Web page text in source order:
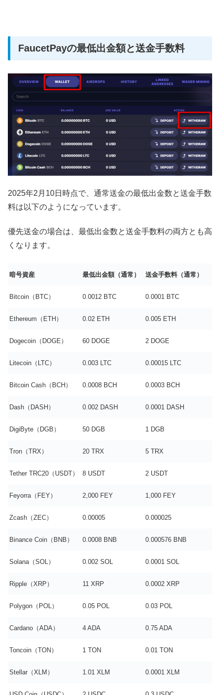
FaucetPayの最低出金額と送金手数料
2025年2月10日時点で、通常送金の最低出金数と送金手数
料は以下のようになっています。
優先送金の場合は、最低出金数と送金手数料の両方とも高
くなります。
暗号資産 最低出金額（通常） 送金手数料（通常）
Bitcoin （BTC） 0.0012 BTC 0.0001 BTC
Ethereum（ETH） 0.02 ETH 0.005 ETH
Dogecoin（DOGE） 60 DOGE 2 DOGE
Litecoin（LTC） 0.003 LTC 0.00015 LTC
Bitcoin Cash（BCH） 0.0008 BCH 0.0003 BCH
Dash（DASH） 0.002 DASH 0.0001 DASH
DigiByte（DGB） 50 DGB 1 DGB
Tron（TRX） 20 TRX 5 TRX
Tether TRC20（USDT） 8 USDT 2 USDT
Feyorra（FEY） 2,000 FEY 1,000 FEY
Zcash（ZEC） 0.00005 0.000025
Binance Coin（BNB） 0.0008 BNB 0.000576 BNB
Solana（SOL） 0.002 SOL 0.0001 SOL
Ripple（XRP） 11 XRP 0.0002 XRP
Polygon（POL） 0.05 POL 0.03 POL
Cardano（ADA） 4 ADA 0.75 ADA
Toncoin（TON） 1 TON 0.01 TON
Stellar（XLM） 1.01 XLM 0.0001 XLM